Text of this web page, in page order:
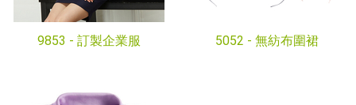
9853 - 訂製企業服 5052 - 無紡布圍裙